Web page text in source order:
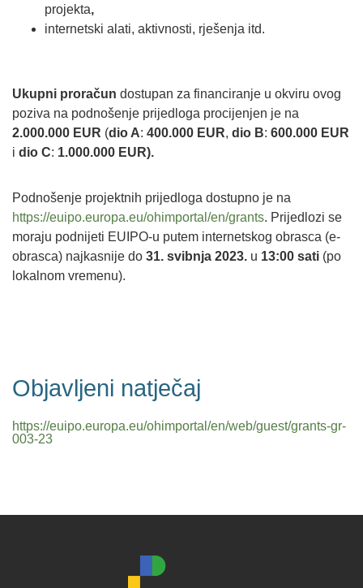
projekta,
internetski alati, aktivnosti, rješenja itd.
Ukupni proračun dostupan za financiranje u okviru ovog
poziva na podnošenje prijedloga procijenjen je na
2.000.000 EUR (dio A: 400.000 EUR, dio B: 600.000 EUR
i dio C: 1.000.000 EUR).
Podnošenje projektnih prijedloga dostupno je na
https://euipo.europa.eu/ohimportal/en/grants. Prijedlozi se
moraju podnijeti EUIPO-u putem internetskog obrasca (e-
obrasca) najkasnije do 31. svibnja 2023. u 13:00 sati (po
lokalnom vremenu).
Objavljeni natječaj
https://euipo.europa.eu/ohimportal/en/web/guest/grants-gr-
003-23